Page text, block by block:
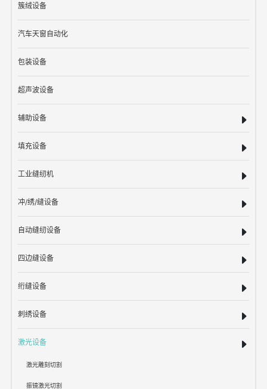
簇绒设备
汽车天窗自动化
包装设备
超声波设备
辅助设备
填充设备
工业缝纫机
冲/绣/缝设备
自动缝纫设备
四边缝设备
绗缝设备
刺绣设备
激光设备
激光雕刻切割
振镜激光切割